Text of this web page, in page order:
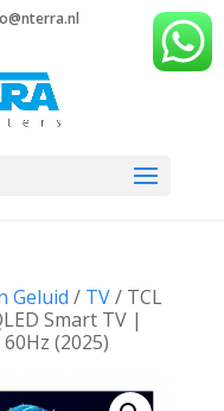
Geluid / TV/ TCL
Smart TV |
(2025)